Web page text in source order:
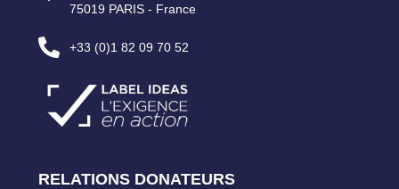
75019 PARIS - France
+33 (0)1 82 09 70 52
RELATIONS DONATEURS